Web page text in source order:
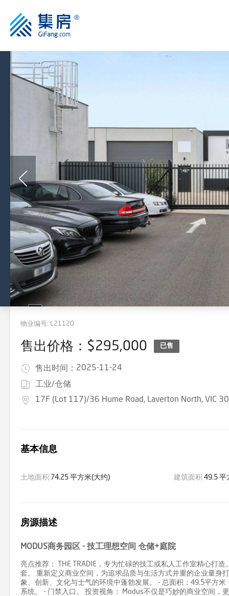
物业编号: L21120
售出价格：$295,000 已售
售出时间： 2025-11-24
工业/仓储
17F (Lot 117)/36 Hume Road, Laverton North, VIC
基本信息
土地面积 74.25 平方米(大约) 建筑面积 49.5 平
房源描述
MODUS商务园区 - 技工理想空间 仓储+庭院
亮点推荐： THE TRADIE，专为忙碌的技工或私人工作室精心打
套。 重新定义商业空间，为追求品质与生活方式并重的企业量身
象、创新、文化与士气的环境中蓬勃发展。 - 总面积：49.5平方
系统。 - 门禁入口。 投资视角： Modus不仅是巧妙的商业空间